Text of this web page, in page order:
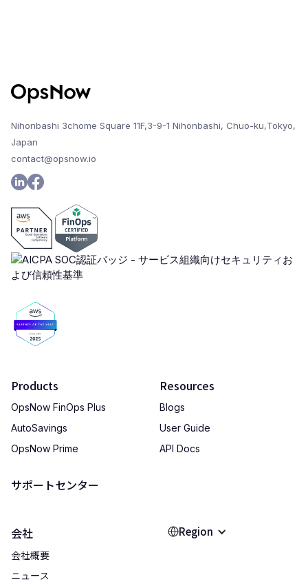
Nihonbashi 3chome Square 11F,3-9-1 Nihonbashi, Chuo-ku,Tokyo,
Japan
contact@opsnow.io
Products
OpsNow FinOps Plus
AutoSavings
OpsNow Prime
サポートセンター
Resources
Blogs
User Guide
API Docs
会社
会社概要
ニュース
Region